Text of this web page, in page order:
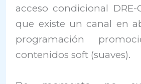
acceso condicional DRE-
que existe un canal en
programación
contenidos soft (suaves).